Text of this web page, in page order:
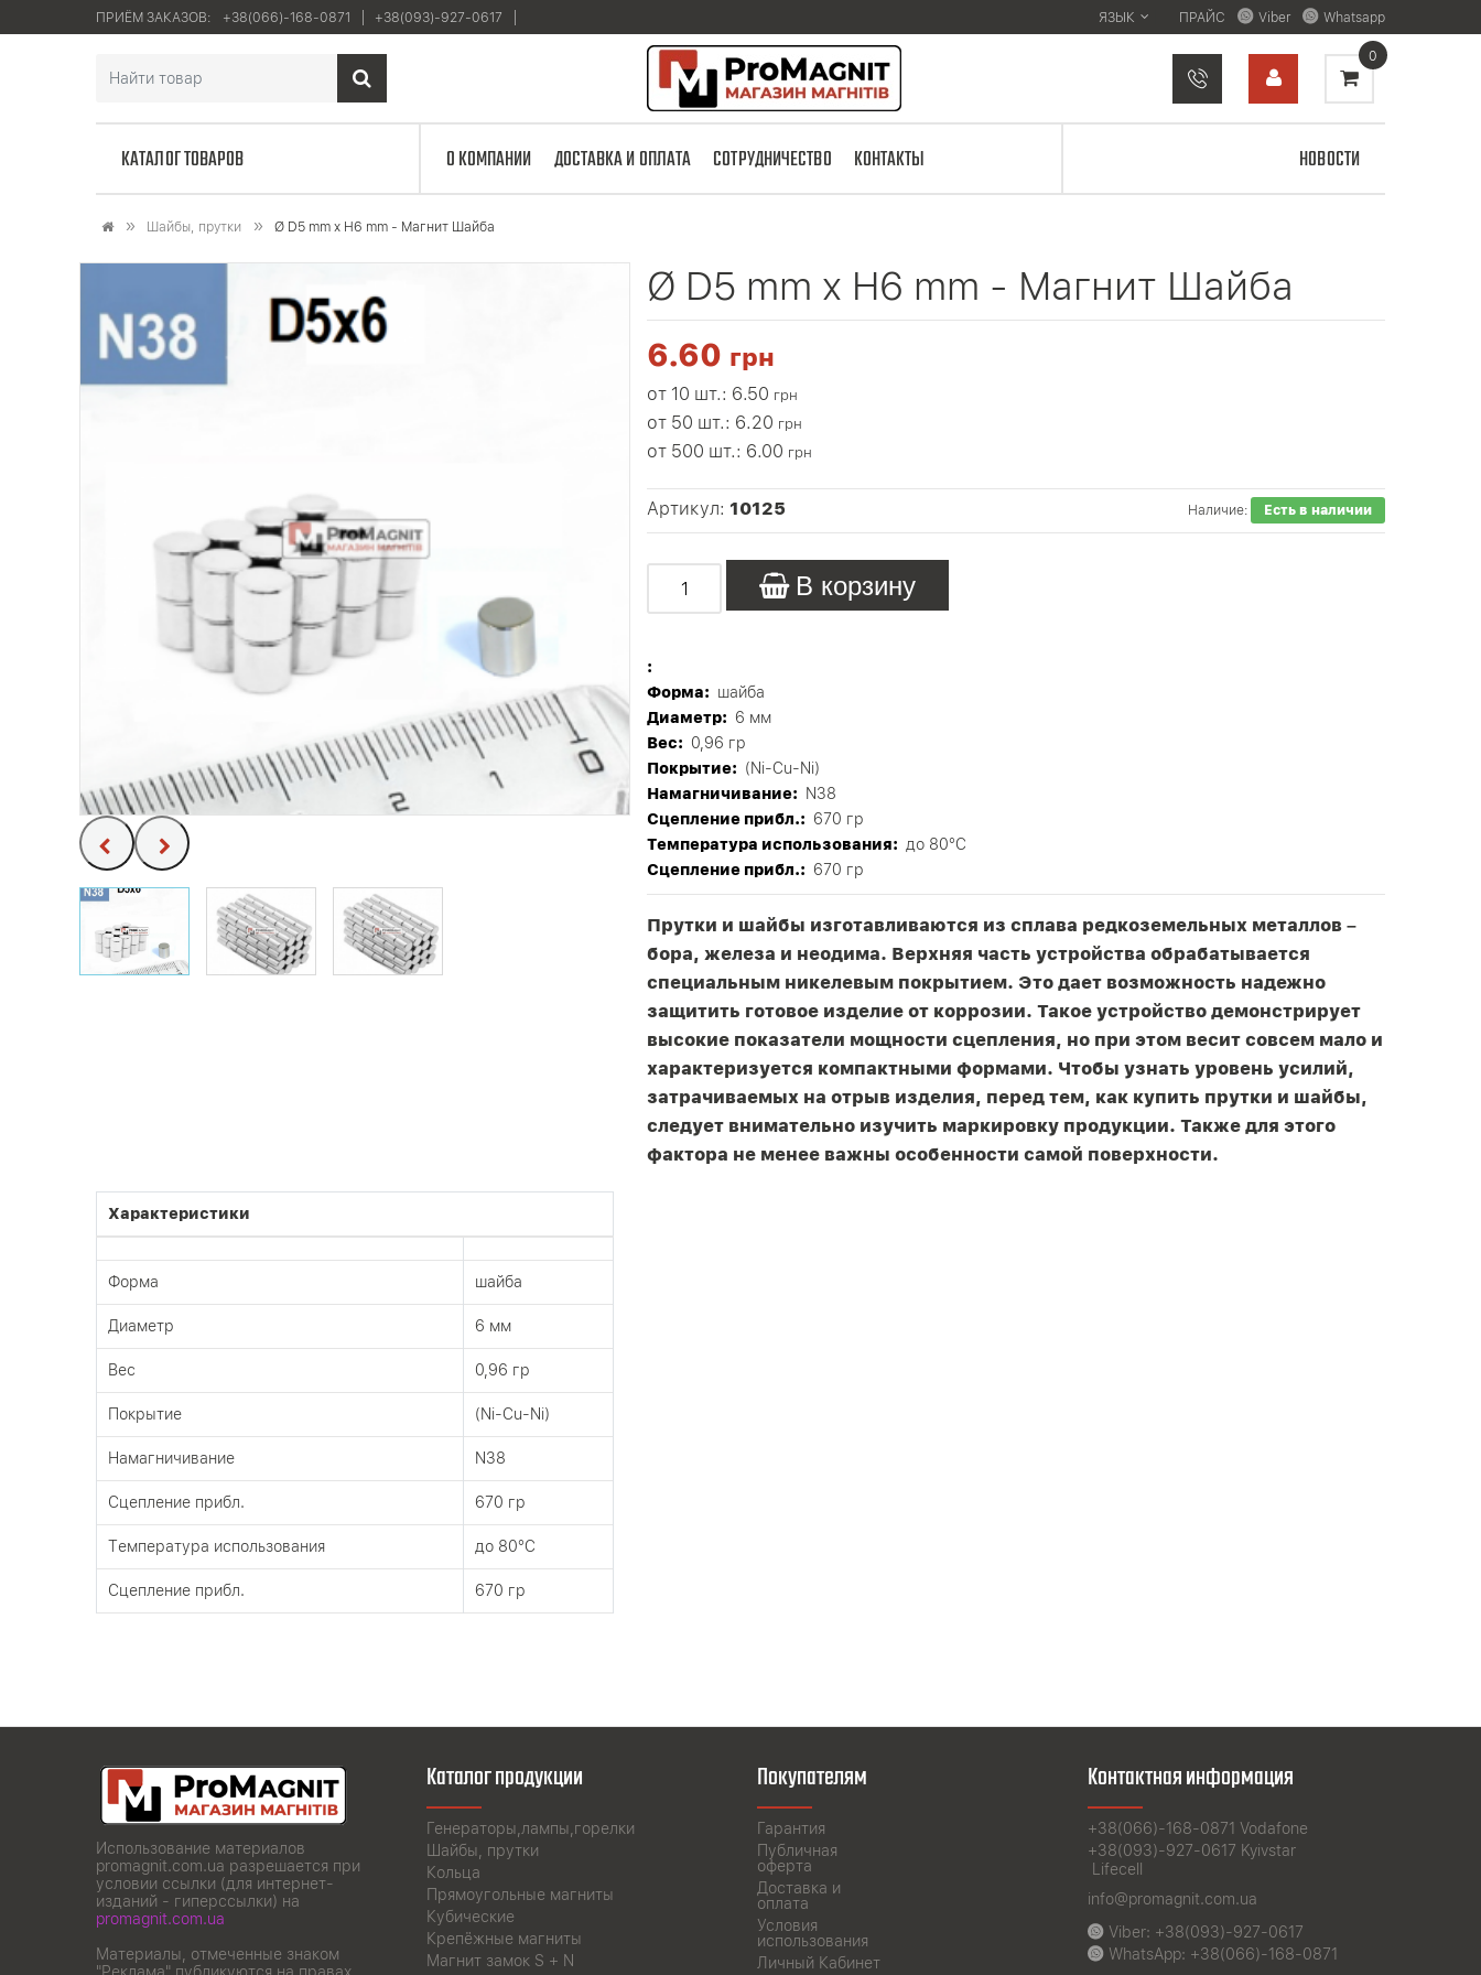
ПРИЁМ ЗАКАЗОВ: +38(066)-168-0871 +38(093)-927-0617 ЯЗЫК ПРАЙС Viber Whatsapp
0
КАТАЛОГ ТОВАРОВ О КОМПАНИИ ДОСТАВКА И ОПЛАТА СОТРУДНИЧЕСТВО КОНТАКТЫ НОВОСТИ
Шайбы, прутки Ø D5 mm x H6 mm - Магнит Шайба
Ø D5 mm x H6 mm - Магнит Шайба
6.60 грн
от 10 шт.: 6.50 грн
от 50 шт.: 6.20 грн
от 500 шт.: 6.00 грн
Артикул: 10125 Наличие: Есть в наличии
В корзину
:
Форма: шайба
Диаметр: 6 мм
Вес: 0,96 гр
Покрытие: (Ni-Cu-Ni)
Намагничивание:
N38
Сцепление прибл.: 670 гр
Tемпература использования: до 80°C
Сцепление прибл.: 670 гр
Прутки и шайбы изготавливаются из сплава редкоземельных металлов –
бора, железа и неодима. Верхняя часть устройства обрабатывается
специальным никелевым покрытием. Это дает возможность надежно
защитить готовое изделие от коррозии. Такое устройство демонстрирует
высокие показатели мощности сцепления, но при этом весит совсем мало и
характеризуется компактными формами. Чтобы узнать уровень усилий,
затрачиваемых на отрыв изделия, перед тем, как купить прутки и шайбы,
следует внимательно изучить маркировку продукции. Также для этого
фактора не менее важны особенности самой поверхности.
Характеристики
Форма шайба
Диаметр 6 мм
Вес 0,96 гр
Покрытие (Ni-Cu-Ni)
Намагничивание N38
Сцепление прибл. 670 гр
Tемпература использования до 80°C
Сцепление прибл. 670 гр
Использование материалов
promagnit.com.ua разрешается при
условии ссылки (для интернет-
изданий - гиперссылки) на
promagnit.com.ua
Материалы, отмеченные знаком
Каталог продукции
Генераторы,лампы,горелки
Шайбы, прутки
Кольца
Прямоугольные магниты
Кубические
Крепёжные магниты
Магнит замок S + N
Покупателям
Гарантия
Публичная
оферта
Доставка и
оплата
Условия
использования
Личный Кабинет
Контактная информация
+38(066)-168-0871 Vodafone
+38(093)-927-0617 Kyivstar
Lifecell
info@promagnit.com.ua
Viber: +38(093)-927-0617
WhatsApp: +38(066)-168-0871